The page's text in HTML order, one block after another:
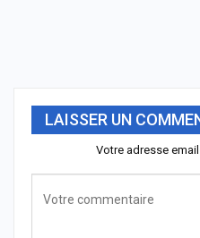
LAISSER UN
Votre adresse